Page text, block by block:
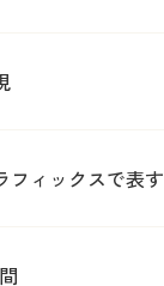
フィックスで表す